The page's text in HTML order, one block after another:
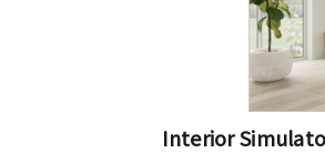
Interior